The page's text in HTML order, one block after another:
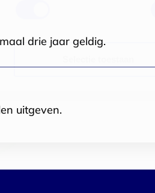
drie jaar geldig.
uitgeven.